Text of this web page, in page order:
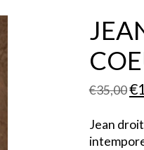
€35,00
Jean